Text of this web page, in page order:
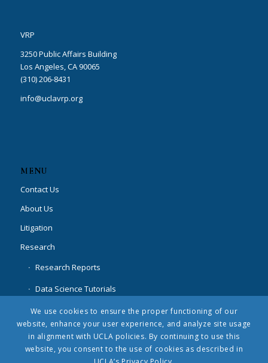
VRP
3250 Public Affairs Building
Los Angeles, CA 90065
(310) 206-8431
info@uclavrp.org
MENU
Contact Us
About Us
Litigation
Research
Research Reports
Data Science Tutorials
Special Projects
We use cookies to ensure the proper functioning of our
website, enhance your user experience, and analyze site usage
in alignment with UCLA policies. By continuing to use this
website, you consent to the use of cookies as described in